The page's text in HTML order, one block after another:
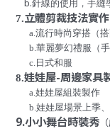
b.針線的使用，手縫
7.立體剪裁技法實作
a.流行時尚穿搭（
b.華麗夢幻禮服（
c.日式和服
8.娃娃屋-周邊家具
a.娃娃屋組裝製作
b.娃娃屋場景上季
9.小小舞台時裝秀